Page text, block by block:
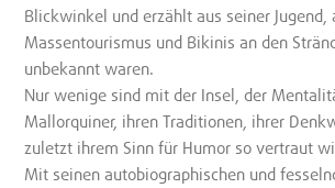
Blickwinkel und erzählt aus seiner Jugend,
Massentourismus und Bikinis an den
unbekannt waren.
Nur wenige sind mit der Insel, der
Mallorquiner, ihren Traditionen, ihrer
zuletzt ihrem Sinn für Humor so vertraut
Mit seinen autobiographischen und